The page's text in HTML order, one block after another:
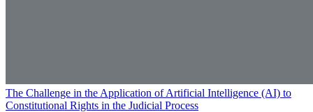
The Challenge in the Application of Artificial Intelligence (AI) to
Constitutional Rights in the Judicial Process